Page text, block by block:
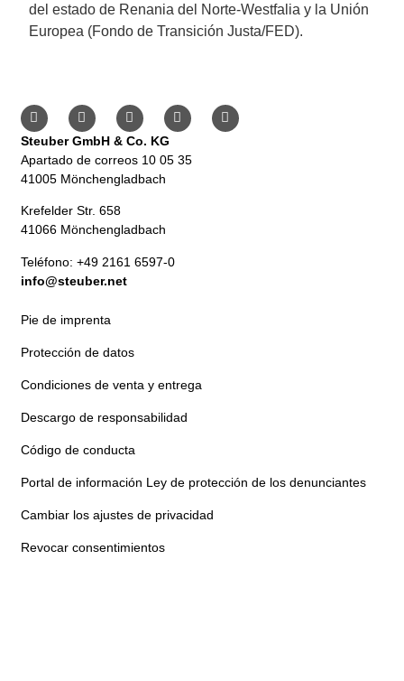
del estado de Renania del Norte-Westfalia y la Unión
Europea (Fondo de Transición Justa/FED).
Steuber GmbH & Co. KG
Apartado de correos 10 05 35
41005 Mönchengladbach
Krefelder Str. 658
41066 Mönchengladbach
Teléfono: +49 2161 6597-0
info@steuber.net
Pie de imprenta
Protección de datos
Condiciones de venta y entrega
Descargo de responsabilidad
Código de conducta
Portal de información Ley de protección de los denunciantes
Cambiar los ajustes de privacidad
Revocar consentimientos